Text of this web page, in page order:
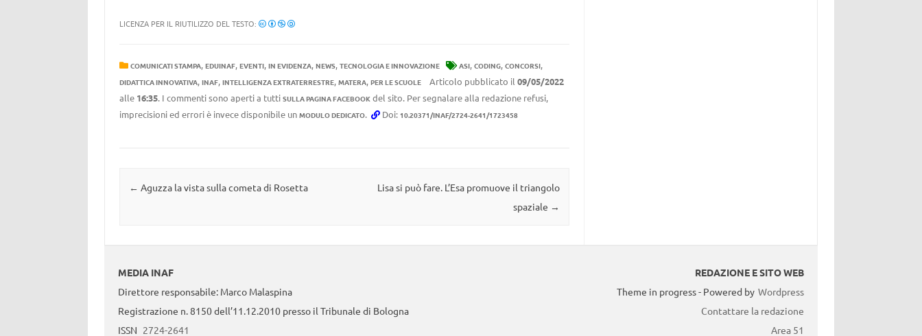
LICENZA PER IL RIUTILIZZO DEL TESTO:
COMUNICATI STAMPA, EDUINAF, EVENTI, IN EVIDENZA, NEWS, TECNOLOGIA E INNOVAZIONE ASI, CODING, CONCORSI,
DIDATTICA INNOVATIVA, INAF, INTELLIGENZA EXTRATERRESTRE, MATERA, PER LE SCUOLE Articolo pubblicato il 09/05/2022
alle 16:35. I commenti sono aperti a tutti SULLA PAGINA FACEBOOKdel sito. Per segnalare alla redazione refusi,
imprecisioni ed errori è invece disponibile un MODULO DEDICATO. Doi: 10.20371/INAF/2724-2641/1723458
Navigazione articolo
← Aguzza la vista sulla cometa di Rosetta
Lisa si può fare. L’Esa promuove il triangolo
spaziale →
MEDIA INAF
Direttore responsabile: Marco Malaspina
Registrazione n. 8150 dell’11.12.2010 presso il Tribunale di Bologna
ISSN 2724-2641
REDAZIONE E SITO WEB
Theme in progress - Powered by Wordpress
Contattare la redazione
Area 51